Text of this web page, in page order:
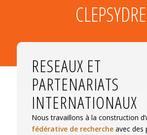
CLEPSYDRE
RESEAUX ET
PARTENARIATS
INTERNATIONAUX
Nous travaillons à la construction
fédérative de rechercheavec des